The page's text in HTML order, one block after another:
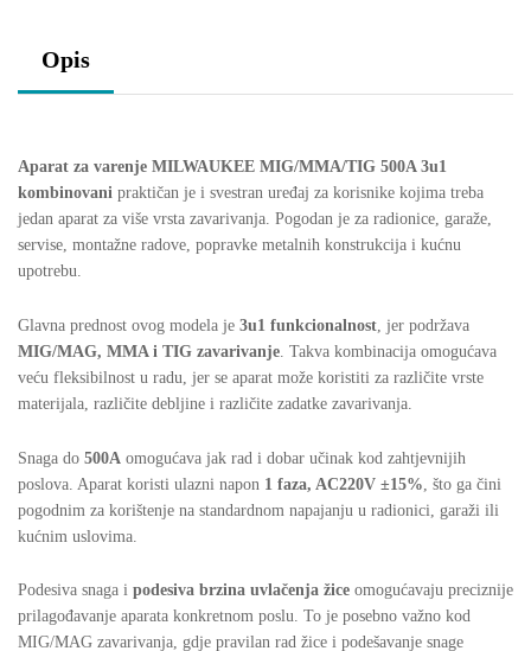
Opis
Aparat za varenje MILWAUKEE MIG/MMA/TIG 500A 3u1
kombinovani praktičan je i svestran uređaj za korisnike kojima treba
jedan aparat za više vrsta zavarivanja. Pogodan je za radionice, garaže,
servise, montažne radove, popravke metalnih konstrukcija i kućnu
upotrebu.
Glavna prednost ovog modela je 3u1 funkcionalnost , jer podržava
MIG/MAG, MMA i TIG zavarivanje . Takva kombinacija omogućava
veću fleksibilnost u radu, jer se aparat može koristiti za različite vrste
materijala, različite debljine i različite zadatke zavarivanja.
Snaga do 500A omogućava jak rad i dobar učinak kod zahtjevnijih
poslova. Aparat koristi ulazni napon 1 faza, AC220V ±15% , što ga čini
pogodnim za korištenje na standardnom napajanju u radionici, garaži ili
kućnim uslovima.
Podesiva snaga i podesiva brzina uvlačenja žice omogućavaju preciznije
prilagođavanje aparata konkretnom poslu. To je posebno važno kod
MIG/MAG zavarivanja, gdje pravilan rad žice i podešavanje snage